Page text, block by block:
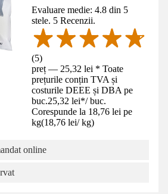
Evaluare medie: 4.8 din 5
stele. 5 Recenzii.
(5)
preț — 25,32 lei * Toate
prețurile conțin TVA și
costurile DEEE și DBA pe
buc.25,32 lei*/ buc.
Corespunde la 18,76 lei pe
kg(18,76 lei/ kg)
online